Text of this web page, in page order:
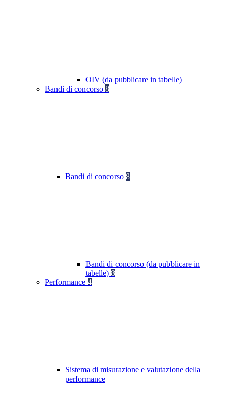
OIV (da pubblicare in tabelle)
Bandi di concorso 8
Bandi di concorso 8
Bandi di concorso (da pubblicare in
tabelle) 8
Performance 4
Sistema di misurazione e valutazione della
performance